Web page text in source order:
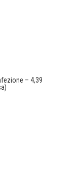
– 4,39